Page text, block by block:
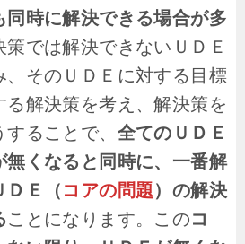
同時に解決できる場合が多
では解決できないＵＤＥ
、そのＵＤＥに対する目標
る解決策を考え、解決策を
ることで、 全てのＵＤＥ
無くなると同時に、一番解
ＤＥ（ コアの問題）の解決
ことになります。このコ